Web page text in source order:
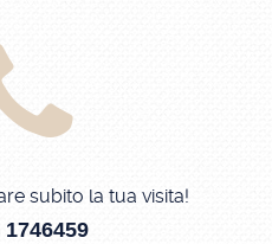
subito la tua visita!
1746459